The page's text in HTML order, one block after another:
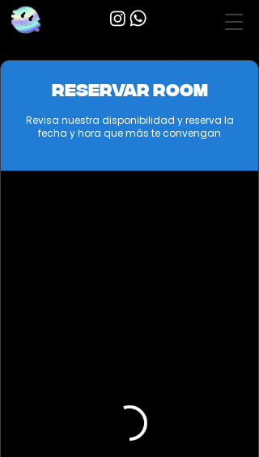
Reservar room
Revisa nuestra disponibilidad y reserva la
fecha y hora que más te convengan